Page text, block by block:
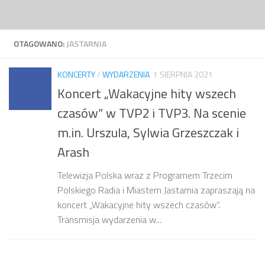
OTAGOWANO:JASTARNIA
KONCERTY/WYDARZENIA 1 SIERPNIA 2021
Koncert „Wakacyjne hity wszech
czasów” w TVP2 i TVP3. Na scenie
m.in. Urszula, Sylwia Grzeszczak i
Arash
Telewizja Polska wraz z Programem Trzecim
Polskiego Radia i Miastem Jastarnia zapraszają na
koncert „Wakacyjne hity wszech czasów”.
Transmisja wydarzenia w...